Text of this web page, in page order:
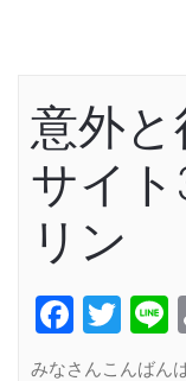
意外
サイ
リン
みなさんこんばん